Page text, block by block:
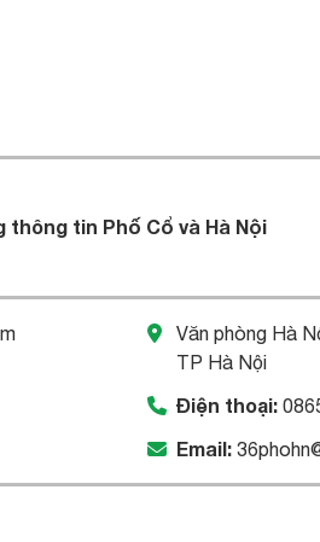
thông tin Phố Cổ và Hà Nội
Văn phòng Hà
TP Hà Nội
Điện thoại:
Email: